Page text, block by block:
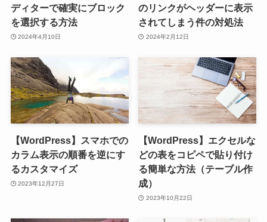
ディターで確実にブロック
を選択する方法
2024年4月10日
のリンクがヘッダーに表示
されてしまう件の対処法
2024年2月12日
【WordPress】スマホでの
カラム表示の順番を逆にす
るカスタマイズ
2023年12月27日
【WordPress】エクセルな
どの表をコピペで貼り付け
る簡単な方法（テーブル作
成）
2023年10月22日